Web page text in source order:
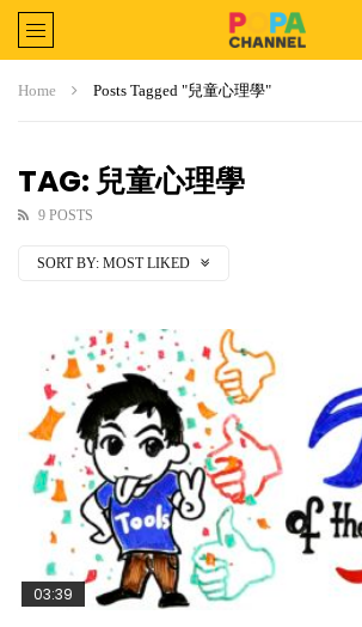
Home Posts Tagged "兒童心理學"
TAG: 兒童心理學
9 POSTS
SORT BY: MOST LIKED
03:39